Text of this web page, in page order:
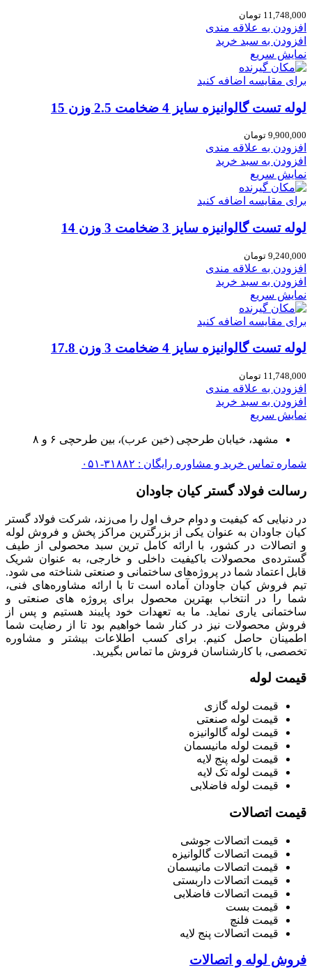
11,748,000 تومان
افزودن به علاقه مندی
افزودن به سبد خرید
نمایش سریع
برای مقایسه اضافه کنید
لوله تست گالوانیزه سایز 4 ضخامت 2.5 وزن 15
9,900,000 تومان
افزودن به علاقه مندی
افزودن به سبد خرید
نمایش سریع
برای مقایسه اضافه کنید
لوله تست گالوانیزه سایز 3 ضخامت 3 وزن 14
9,240,000 تومان
افزودن به علاقه مندی
افزودن به سبد خرید
نمایش سریع
برای مقایسه اضافه کنید
لوله تست گالوانیزه سایز 4 ضخامت 3 وزن 17.8
11,748,000 تومان
افزودن به علاقه مندی
افزودن به سبد خرید
نمایش سریع
مشهد، خیابان طرحچی (خین عرب)، بین طرحچی ۶ و ۸
شماره تماس خرید و مشاوره رایگان : ۳۱۸۸۲-۰۵۱
رسالت فولاد گستر کیان جاودان
در دنیایی که کیفیت و دوام حرف اول را می‌زند، شرکت فولاد گستر
کیان جاودان به عنوان یکی از بزرگترین مراکز پخش و فروش لوله
و اتصالات در کشور، با ارائه کامل ترین سبد محصولی از طیف
گسترده‌‌ی محصولات باکیفیت داخلی و خارجی، به عنوان شریک
قابل اعتماد شما در پروژه‌های ساختمانی و صنعتی شناخته می شود.
تیم فروش کیان جاودان آماده است تا با ارائه مشاوره‌های فنی،
شما را در انتخاب بهترین محصول برای پروژه های صنعتی و
ساختمانی یاری نماید. ما به تعهدات خود پایبند هستیم و پس از
فروش محصولات نیز در کنار شما خواهیم بود تا از رضایت شما
اطمینان حاصل کنیم. برای کسب اطلاعات بیشتر و مشاوره
تخصصی، با کارشناسان فروش ما تماس بگیرید.
قیمت لوله
قیمت لوله گازی
قیمت لوله صنعتی
قیمت لوله گالوانیزه
قیمت لوله مانیسمان
قیمت لوله پنج لایه
قیمت لوله تک لایه
قیمت لوله فاضلابی
قیمت اتصالات
قیمت اتصالات جوشی
قیمت اتصالات گالوانیزه
قیمت اتصالات مانیسمان
قیمت اتصالات داربستی
قیمت اتصالات فاضلابی
قیمت بست
قیمت فلنچ
قیمت اتصالات پنج لایه
فروش لوله و اتصالات